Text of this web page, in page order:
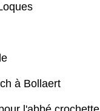
à Bollaert